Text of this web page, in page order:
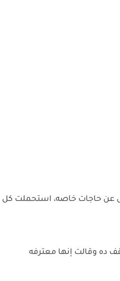
عن حاجات خاصه، استحملت كل
ده وقالت إنها معترفه